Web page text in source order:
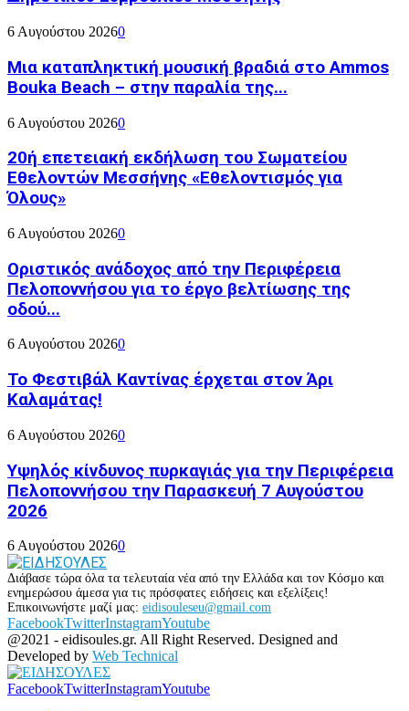
6 Αυγούστου 20260
Μια καταπληκτική μουσική βραδιά στο Ammos
Bouka Beach – στην παραλία της...
6 Αυγούστου 20260
20ή επετειακή εκδήλωση του Σωματείου
Εθελοντών Μεσσήνης «Εθελοντισμός για
Όλους»
6 Αυγούστου 20260
Οριστικός ανάδοχος από την Περιφέρεια
Πελοποννήσου για το έργο βελτίωσης της
οδού...
6 Αυγούστου 20260
Το Φεστιβάλ Καντίνας έρχεται στον Άρι
Καλαμάτας!
6 Αυγούστου 20260
Υψηλός κίνδυνος πυρκαγιάς για την Περιφέρεια
Πελοποννήσου την Παρασκευή 7 Αυγούστου
2026
6 Αυγούστου 20260
Διάβασε τώρα όλα τα τελευταία νέα από την Ελλάδα και τον Κόσμο και
ενημερώσου άμεσα για τις πρόσφατες ειδήσεις και εξελίξεις!
Επικοινωνήστε μαζί μας: eidisouleseu@gmail.com
FacebookTwitterInstagramYoutube
@2021 - eidisoules.gr. All Right Reserved. Designed and
Developed by Web Technical
FacebookTwitterInstagramYoutube